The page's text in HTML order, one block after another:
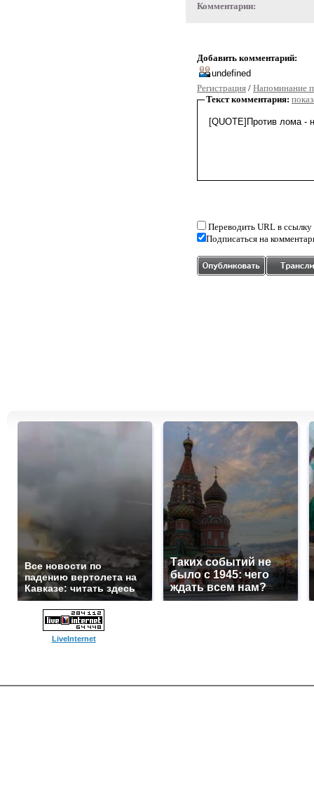
Комментарии:
Добавить комментарий:
Регистрация / Напоминание
Текст комментария:
Переводить URL в ссылку
Подписаться на
Все новости по
падению вертолета на
Кавказе: читать здесь
Таких событий не
было с 1945: чего
ждать всем нам?
LiveInternet